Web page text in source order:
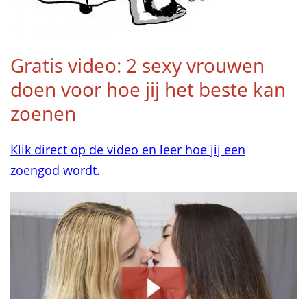
Gratis video: 2 sexy vrouwen
doen voor hoe jij het beste kan
zoenen
Klik direct op de video en leer hoe jij een
zoengod wordt.